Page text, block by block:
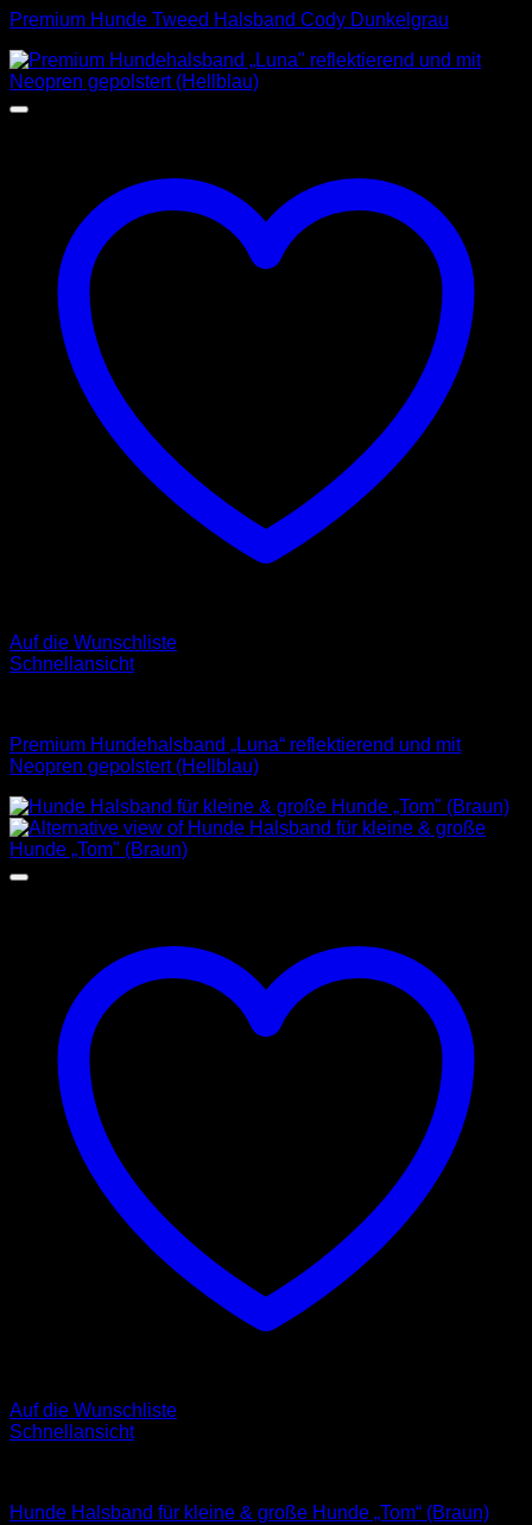
Premium Hunde Tweed Halsband Cody Dunkelgrau
Auf die Wunschliste
Schnellansicht
Premium Hundehalsband „Luna“ reflektierend und mit
Neopren gepolstert (Hellblau)
Auf die Wunschliste
Schnellansicht
Hunde Halsband für kleine & große Hunde „Tom“ (Braun)